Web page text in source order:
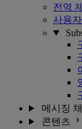
전역
사용
메시징
콘텐츠